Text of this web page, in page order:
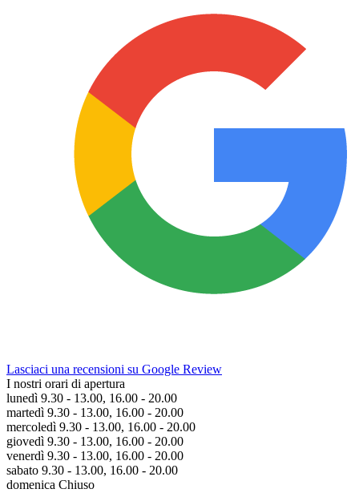
Lasciaci una recensioni su Google Review
I nostri orari di apertura
lunedì 9.30 - 13.00, 16.00 - 20.00
martedì 9.30 - 13.00, 16.00 - 20.00
mercoledì 9.30 - 13.00, 16.00 - 20.00
giovedì 9.30 - 13.00, 16.00 - 20.00
venerdì 9.30 - 13.00, 16.00 - 20.00
sabato 9.30 - 13.00, 16.00 - 20.00
domenica Chiuso